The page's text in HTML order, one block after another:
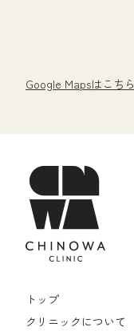
Google Mapsはこちら
トップ
クリニックについて